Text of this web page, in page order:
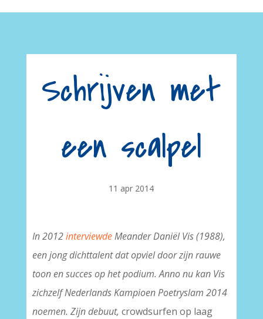
Schrijven met
een scalpel
11 apr 2014
In 2012interviewdeMeander Daniël Vis (1988),
een jong dichttalent dat opviel door zijn rauwe
toon en succes op het podium. Anno nu kan Vis
zichzelf Nederlands Kampioen Poetryslam 2014
noemen. Zijn debuut, crowdsurfen op laag